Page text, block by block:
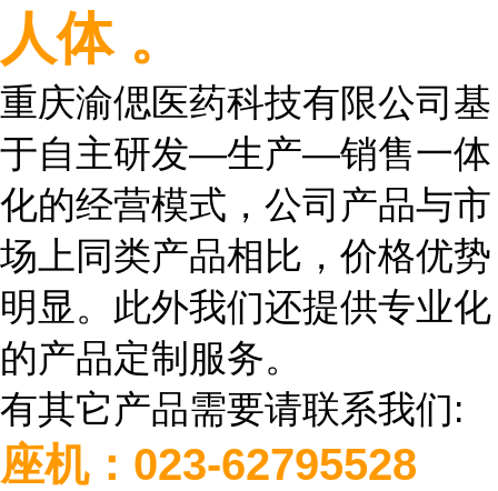
人体 。
重庆渝偲医药科技有限公司基
于自主研发—生产—销售一体
化的经营模式，公司产品与市
场上同类产品相比，价格优势
明显。此外我们还提供专业化
的产品定制服务。
有其它产品需要请联系我们:
座机： 023-62795528